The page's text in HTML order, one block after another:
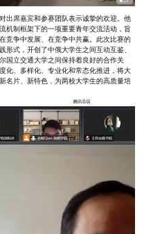
出席嘉宾和参赛团队表示诚挚的欢迎。他
机制框架下的一项重要青年交流活动，旨
竞争中发展、在竞争中共赢。此次比赛的
形式，开创了中俄大学生之间互动互鉴、
国立交通大学之间保持着良好的合作关
化、多样化、专业化和常态化推进，将大
名片、新特色，为两校大学生的高质量培